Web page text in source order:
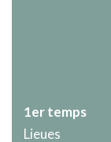
1er temps
Lieues